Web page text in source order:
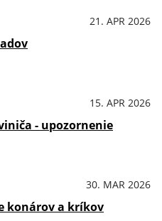
21. APR 2026
15. APR 2026
- upozornenie
30. MAR 2026
konárov a kríkov